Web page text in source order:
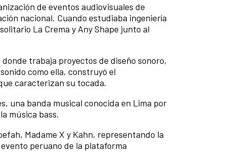
de eventos audiovisuales de
nacional. Cuando estudiaba ingeniería
La Crema y Any Shape junto al
trabaja proyectos de diseño sonoro,
como ella, construyó el
caracterizan su tocada.
una banda musical conocida en Lima por
música bass.
Madame X y Kahn, representando la
peruano de la plataforma